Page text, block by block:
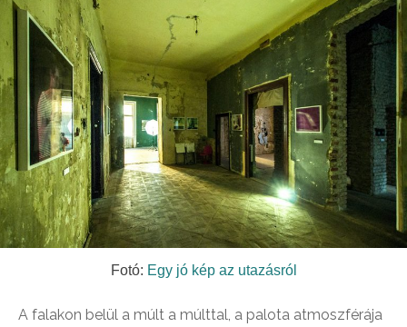
Fotó: Egy jó kép az utazásról
A falakon belül a múlt a múlttal, a palota atmoszférája